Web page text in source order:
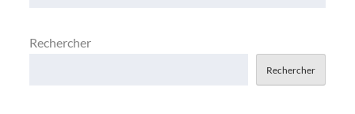
Rechercher
Rechercher